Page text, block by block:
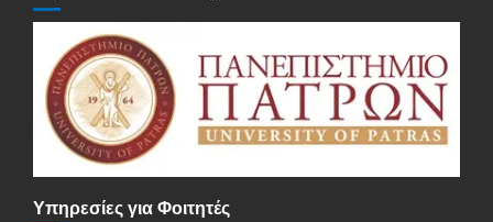
Υπηρεσίες για Φοιτητές